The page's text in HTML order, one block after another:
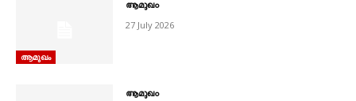
ആമുഖം
ആമുഖം
27 July 2026
ആമുഖം